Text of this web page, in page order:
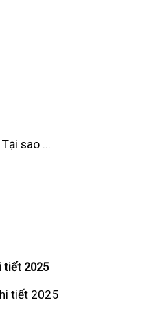
sao ...
tiết 2025
tiết 2025